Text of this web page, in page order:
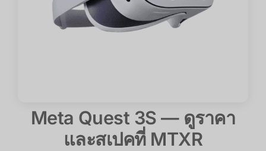
Meta Quest 3S — ดูราคา
และสเปคที่ MTXR